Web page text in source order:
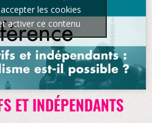
les cookies
activer ce contenu
ET INDÉPENDANTS